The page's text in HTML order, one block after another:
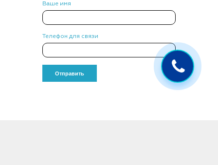
Ваше имя
Телефон для связи